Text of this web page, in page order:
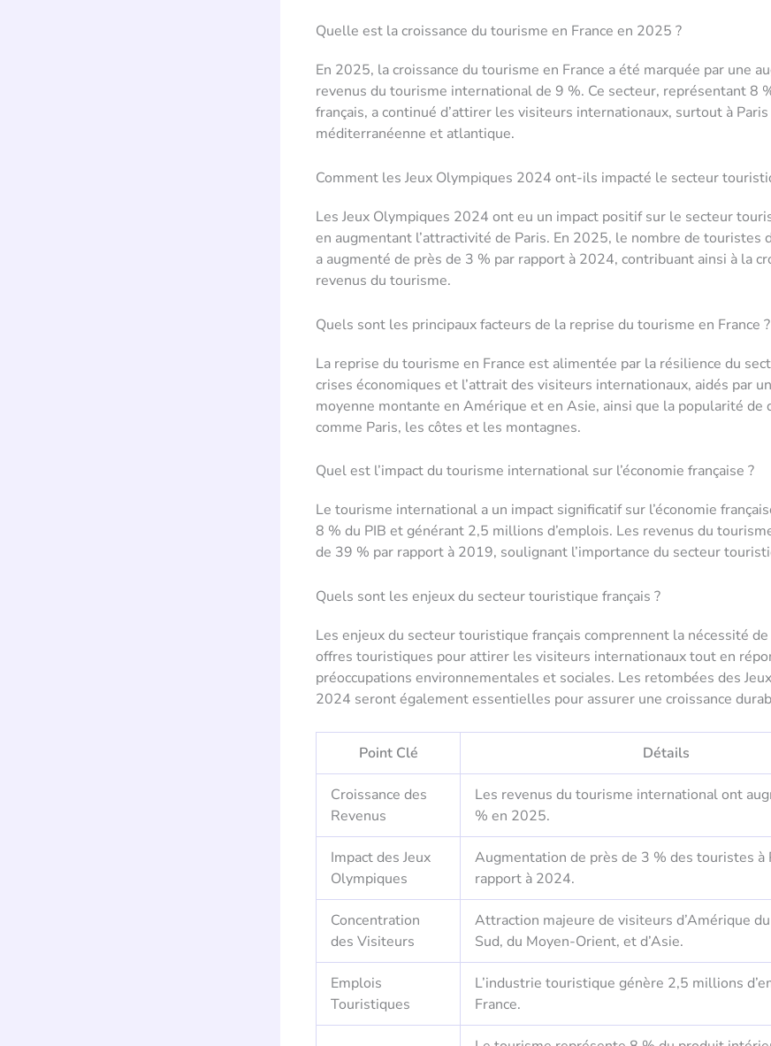
Quelle est la croissance du tourisme en France en 2025 ?
En 2025, la croissance du tourisme en France a été marquée par une
revenus du tourisme international de 9 %. Ce secteur, représentant 8
français, a continué d’attirer les visiteurs internationaux, surtout à
méditerranéenne et atlantique.
Comment les Jeux Olympiques 2024 ont-ils impacté le secteur
Les Jeux Olympiques 2024 ont eu un impact positif sur le secteur
en augmentant l’attractivité de Paris. En 2025, le nombre de touristes
a augmenté de près de 3 % par rapport à 2024, contribuant ainsi à la
revenus du tourisme.
Quels sont les principaux facteurs de la reprise du tourisme en France ?
La reprise du tourisme en France est alimentée par la résilience du
crises économiques et l’attrait des visiteurs internationaux, aidés par
moyenne montante en Amérique et en Asie, ainsi que la popularité de
comme Paris, les côtes et les montagnes.
Quel est l’impact du tourisme international sur l’économie française ?
Le tourisme international a un impact significatif sur l’économie
8 % du PIB et générant 2,5 millions d’emplois. Les revenus du
de 39 % par rapport à 2019, soulignant l’importance du secteur
Quels sont les enjeux du secteur touristique français ?
Les enjeux du secteur touristique français comprennent la nécessité
offres touristiques pour attirer les visiteurs internationaux tout en
préoccupations environnementales et sociales. Les retombées des
2024 seront également essentielles pour assurer une croissance
Point Clé Détails
Croissance des
Revenus
Les revenus du tourisme international ont
% en 2025.
Impact des Jeux
Olympiques
Augmentation de près de 3 % des touristes à
rapport à 2024.
Concentration
des Visiteurs
Attraction majeure de visiteurs d’Amérique
Sud, du Moyen-Orient, et d’Asie.
Emplois
Touristiques
L’industrie touristique génère 2,5 millions
France.